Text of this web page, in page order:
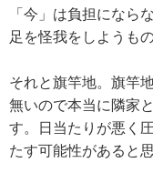
「今」は負担になら
足を怪我をしようも
それと旗竿地。旗竿
無いので本当に隣家
す。日当たりが悪く
たす可能性があると思